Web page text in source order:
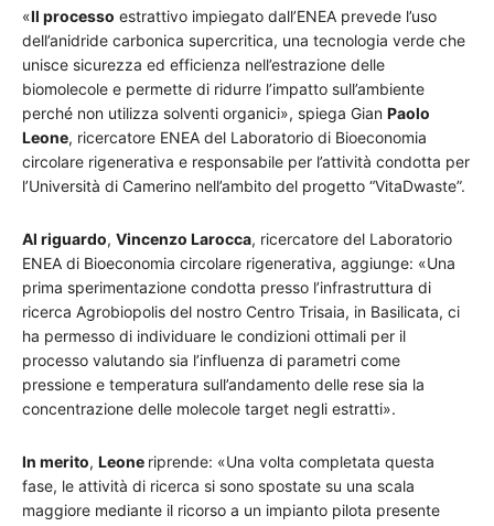
«Il processo estrattivo impiegato dall’ENEA prevede l’uso
dell’anidride carbonica supercritica, una tecnologia verde che
unisce sicurezza ed efficienza nell’estrazione delle
biomolecole e permette di ridurre l’impatto sull’ambiente
perché non utilizza solventi organici», spiega Gian Paolo
Leone, ricercatore ENEA del Laboratorio di Bioeconomia
circolare rigenerativa e responsabile per l’attività condotta per
l’Università di Camerino nell’ambito del progetto “VitaDwaste”.
Al riguardo, Vincenzo Larocca, ricercatore del Laboratorio
ENEA di Bioeconomia circolare rigenerativa, aggiunge: «Una
prima sperimentazione condotta presso l’infrastruttura di
ricerca Agrobiopolis del nostro Centro Trisaia, in Basilicata, ci
ha permesso di individuare le condizioni ottimali per il
processo valutando sia l’influenza di parametri come
pressione e temperatura sull’andamento delle rese sia la
concentrazione delle molecole target negli estratti».
In merito, Leone riprende: «Una volta completata questa
fase, le attività di ricerca si sono spostate su una scala
maggiore mediante il ricorso a un impianto pilota presente